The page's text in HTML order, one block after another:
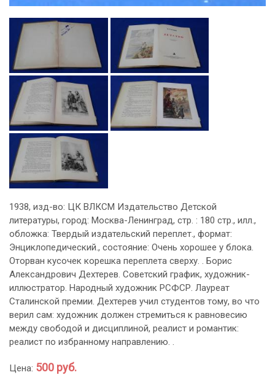
1938, изд-во: ЦК ВЛКСМ Издательство Детской
литературы, город: Москва-Ленинград, стр. : 180 стр., илл.,
обложка: Твердый издательский переплет., формат:
Энциклопедический., состояние: Очень хорошее у блока.
Оторван кусочек корешка переплета сверху. . Борис
Александрович Дехтерев. Советский график, художник-
иллюстратор. Народный художник РСФСР. Лауреат
Сталинской премии. Дехтерев учил студентов тому, во что
верил сам: художник должен стремиться к равновесию
между свободой и дисциплиной, реалист и романтик:
реалист по избранному направлению. .
Цена: 500 руб.